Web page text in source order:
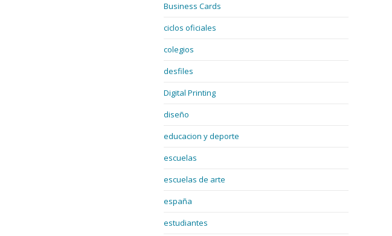
Business Cards
ciclos oficiales
colegios
desfiles
Digital Printing
diseño
educacion y deporte
escuelas
escuelas de arte
españa
estudiantes